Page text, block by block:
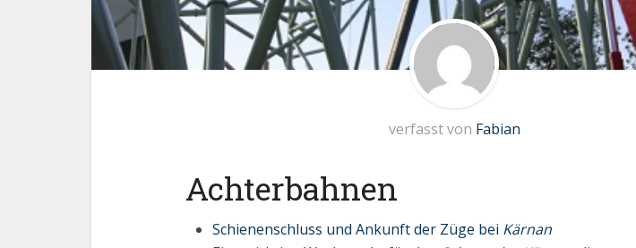
verfasst von Fabian
Achterbahnen
Schienenschluss und Ankunft der Züge bei Kärnan